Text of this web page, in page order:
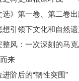
选》第一卷、第二卷
来
阶后的“韧性突围”